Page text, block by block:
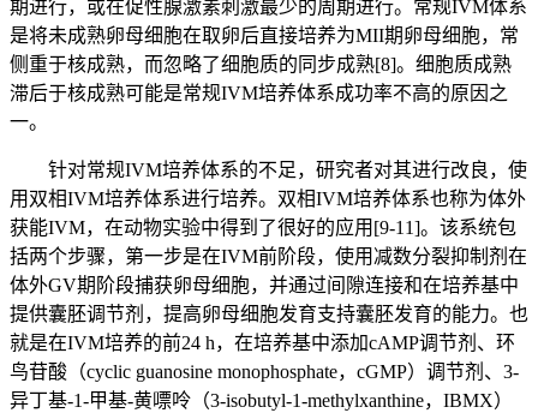
期进行，或在促性腺激素刺激最少的周期进行。常规IVM体系
是将未成熟卵母细胞在取卵后直接培养为MII期卵母细胞，常
侧重于核成熟，而忽略了细胞质的同步成熟[8]。细胞质成熟
滞后于核成熟可能是常规IVM培养体系成功率不高的原因之
一。
针对常规IVM培养体系的不足，研究者对其进行改良，使
用双相IVM培养体系进行培养。双相IVM培养体系也称为体外
获能IVM，在动物实验中得到了很好的应用[9-11]。该系统包
括两个步骤，第一步是在IVM前阶段，使用减数分裂抑制剂在
体外GV期阶段捕获卵母细胞，并通过间隙连接和在培养基中
提供囊胚调节剂，提高卵母细胞发育支持囊胚发育的能力。也
就是在IVM培养的前24 h，在培养基中添加cAMP调节剂、环
鸟苷酸（cyclic guanosine monophosphate，cGMP）调节剂、3-
异丁基-1-甲基-黄嘌呤（3-isobutyl-1-methylxanthine，IBMX）